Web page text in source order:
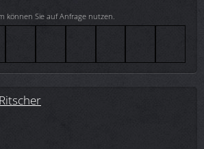
können Sie auf Anfrage nutzen.